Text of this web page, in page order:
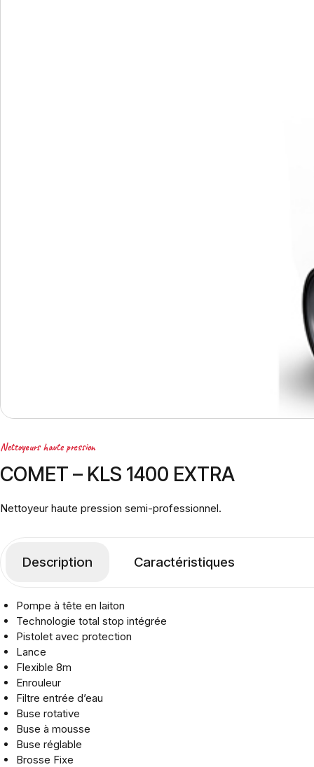
Nettoyeurs haute pression
COMET – KLS 1400 EXTRA
Nettoyeur haute pression semi-professionnel.
Description Caractéristiques
Pompe à tête en laiton
Technologie total stop intégrée
Pistolet avec protection
Lance
Flexible 8m
Enrouleur
Filtre entrée d’eau
Buse rotative
Buse à mousse
Buse réglable
Brosse Fixe